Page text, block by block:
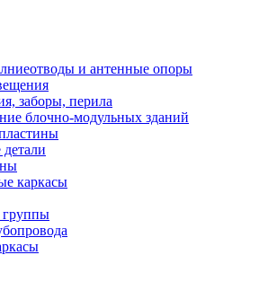
и антенные опоры
заборы, перила
блочно-модульных зданий
каркасы